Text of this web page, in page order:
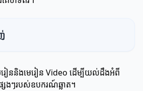
េរៀននិងមេរៀន Video ដើម្បីយល់ដឹងអំពី
េងៗរបស់ឧបករណ៍ឆ្លាត។